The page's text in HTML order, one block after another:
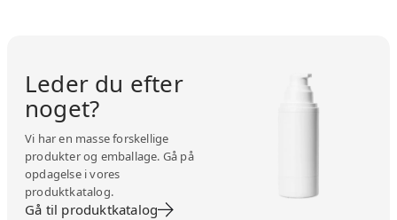
Leder du efter
noget?
Vi har en masse forskellige
produkter og emballage. Gå på
opdagelse i vores
produktkatalog.
Gå til produktkatalog